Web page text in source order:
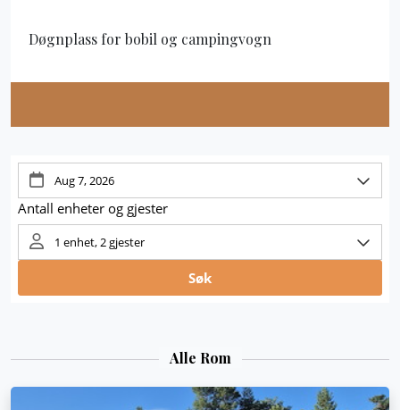
Døgnplass for bobil og campingvogn
Alle Rom